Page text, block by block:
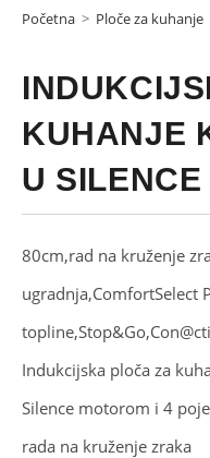
Početna > Ploče za kuhanje
KUHANJE
U SILENCE
80cm,rad na kruženje
ugradnja,ComfortSelect
Indukcijska ploča za
Silence motorom i 4
rada na kruženje zraka